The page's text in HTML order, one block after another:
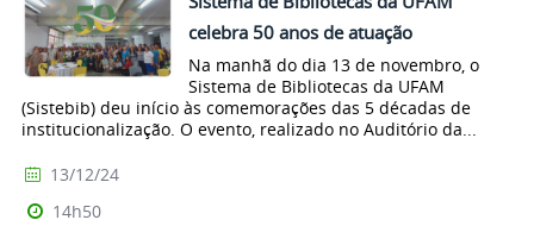
celebra 50 anos de atuação
Na manhã do dia 13 de novembro, o
Sistema de Bibliotecas da UFAM
(Sistebib) deu início às comemorações das 5 décadas de
institucionalização. O evento, realizado no Auditório da...
13/12/24
14h50